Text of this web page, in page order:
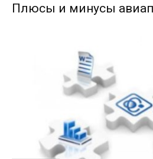
Плюсы и минусы